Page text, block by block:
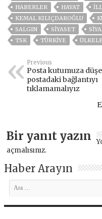
HABERLER
HAYAT
KEMAL KILIÇDAROĞLU
SALGIN
SİYASET
TSK
TÜRKİYE
Previous
Posta kutumuza
postadaki bağlantıyı
tıklamamalıyız
Bir yanıt yazın
açmalısınız.
Haber Arayın